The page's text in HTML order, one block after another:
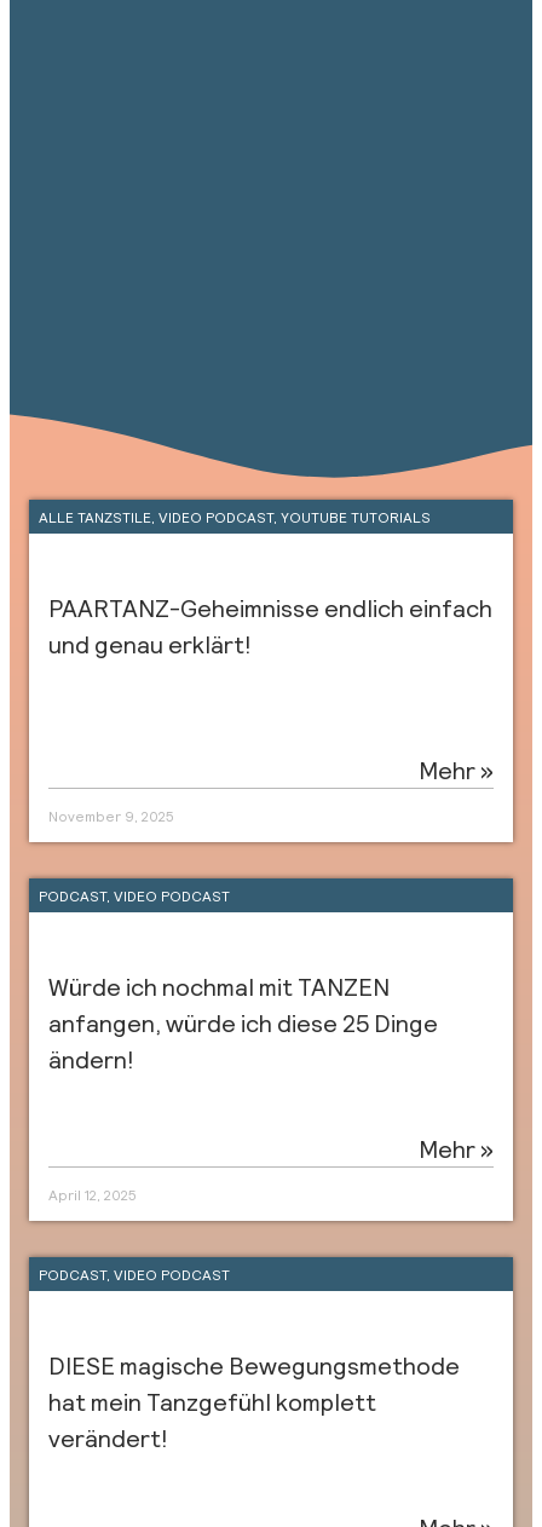
ALLE TANZSTILE VIDEO PODCAST, YOUTUBE TUTORIALS
PAARTANZ-Geheimnisse endlich einfach
und genau erklärt!
Mehr »
November 9, 2025
PODCAST, VIDEO PODCAST
Würde ich nochmal mit TANZEN
anfangen, würde ich diese 25 Dinge
ändern!
Mehr »
April 12, 2025
PODCAST, VIDEO PODCAST
DIESE magische Bewegungsmethode
hat mein Tanzgefühl komplett
verändert!